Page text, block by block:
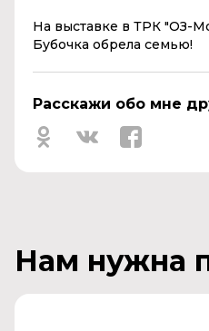
На выставке в ТРК "ОЗ-
Бубочка обрела семью!
Расскажи обо мне
Нам нужна